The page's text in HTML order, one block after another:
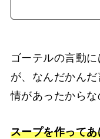
ゴーテルの言動
が、なんだかん
情があったからな
スープを作って